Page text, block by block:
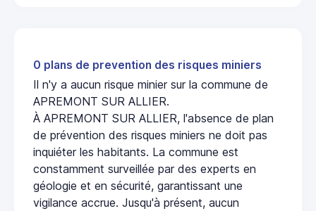
0 plans de prevention des risques miniers
Il n'y a aucun risque minier sur la commune de
APREMONT SUR ALLIER.
À APREMONT SUR ALLIER, l'absence de plan
de prévention des risques miniers ne doit pas
inquiéter les habitants. La commune est
constamment surveillée par des experts en
géologie et en sécurité, garantissant une
vigilance accrue. Jusqu'à présent, aucun